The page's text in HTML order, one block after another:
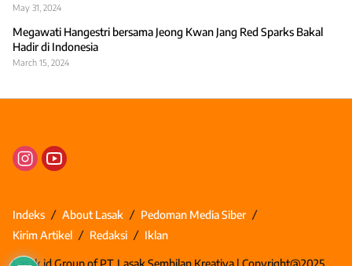
May 31, 2024
Megawati Hangestri bersama Jeong Kwan Jang Red Sparks Bakal
Hadir di Indonesia
March 15, 2024
Indeks About Lasak
Pedoman Media Siber
Kirim Artikel
Redaksi Iklan
Lasak.id Group of PT. Lasak Sembilan Kreativa | Copyright@2025